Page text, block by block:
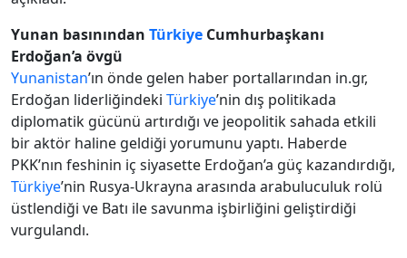
Yunan basınından Türkiye Cumhurbaşkanı
Erdoğan’a övgü
Yunanistan’ın önde gelen haber portallarından in.gr,
Erdoğan liderliğindeki Türkiye’nin dış politikada
diplomatik gücünü artırdığı ve jeopolitik sahada etkili
bir aktör haline geldiği yorumunu yaptı. Haberde
PKK’nın feshinin iç siyasette Erdoğan’a güç kazandırdığı,
Türkiye’nin Rusya-Ukrayna arasında arabuluculuk rolü
üstlendiği ve Batı ile savunma işbirliğini geliştirdiği
vurgulandı.